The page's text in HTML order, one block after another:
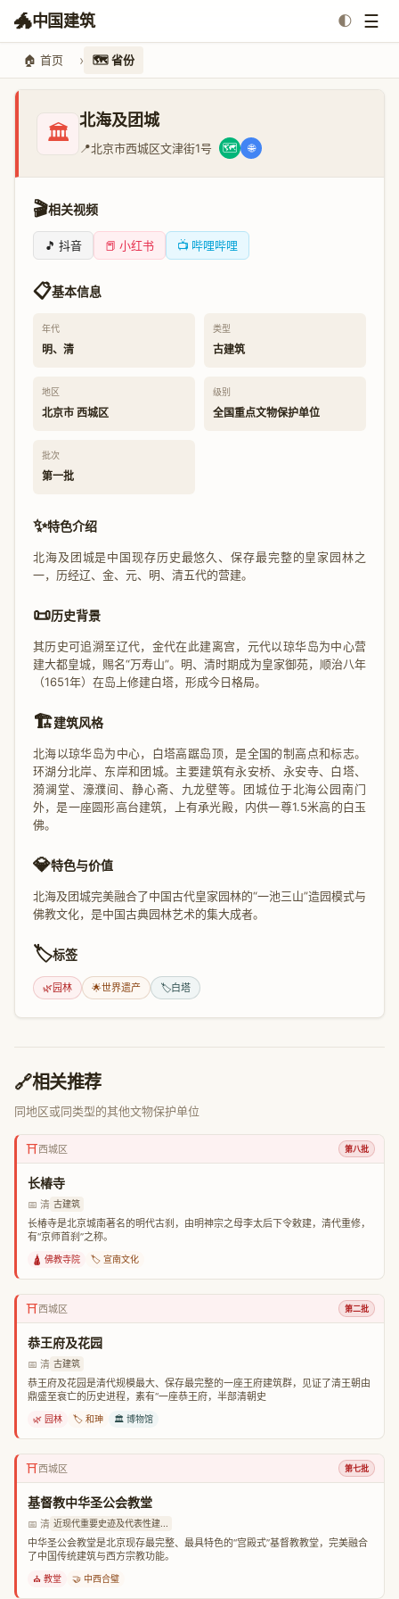
🐲中国建筑 🌓 ☰
🏠 首页 🗺️ 省份
🏛️ 北海及团城
📍北京市西城区文津街1号 🗺️ 🌐
🎬相关视频
🎵 抖音 📕 小红书 📺 哔哩哔哩
📋基本信息
年代
明、清
类型
古建筑
地区
北京市 西城区
级别
全国重点文物保护单位
批次
第一批
✨特色介绍
北海及团城是中国现存历史最悠久、保存最完整的皇家园林之
一，历经辽、金、元、明、清五代的营建。
📜历史背景
其历史可追溯至辽代，金代在此建离宫，元代以琼华岛为中心营
建大都皇城，赐名“万寿山”。明、清时期成为皇家御苑，顺治八年
（1651年）在岛上修建白塔，形成今日格局。
🏗️建筑风格
北海以琼华岛为中心，白塔高踞岛顶，是全国的制高点和标志。
环湖分北岸、东岸和团城。主要建筑有永安桥、永安寺、白塔、
漪澜堂、濠濮间、静心斋、九龙壁等。团城位于北海公园南门
外，是一座圆形高台建筑，上有承光殿，内供一尊1.5米高的白玉
佛。
💎特色与价值
北海及团城完美融合了中国古代皇家园林的“一池三山”造园模式与
佛教文化，是中国古典园林艺术的集大成者。
🏷️标签
🌿园林 🌟世界遗产 🏷️白塔
🔗相关推荐
同地区或同类型的其他文物保护单位
⛩️西城区 第八批
长椿寺
📅 清 古建筑
长椿寺是北京城南著名的明代古刹，由明神宗之母李太后下令敕建，清代重修，
有“京师首刹”之称。
🛕 佛教寺院 🏷️ 宣南文化
⛩️西城区 第二批
恭王府及花园
📅 清 古建筑
恭王府及花园是清代规模最大、保存最完整的一座王府建筑群，见证了清王朝由
鼎盛至衰亡的历史进程，素有“一座恭王府，半部清朝史
🌿 园林 🏷️ 和珅 🏛️ 博物馆
⛩️西城区 第七批
基督教中华圣公会教堂
📅 清 近现代重要史迹及代表性建...
中华圣公会教堂是北京现存最完整、最具特色的“宫殿式”基督教教堂，完美融合
了中国传统建筑与西方宗教功能。
⛪ 教堂 🤝 中西合璧